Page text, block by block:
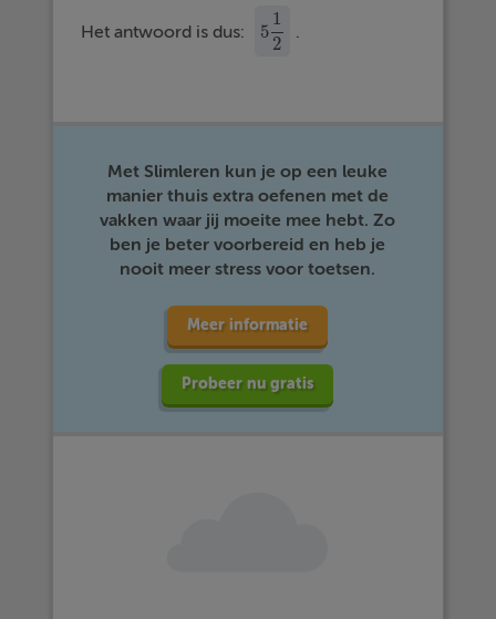
Het antwoord is dus: 5
1
2
512
Met Slimleren kun je op een leuke
manier thuis extra oefenen met de
vakken waar jij moeite mee hebt. Zo
ben je beter voorbereid en heb je
nooit meer stress voor toetsen.
Meer informatie
Probeer nu gratis